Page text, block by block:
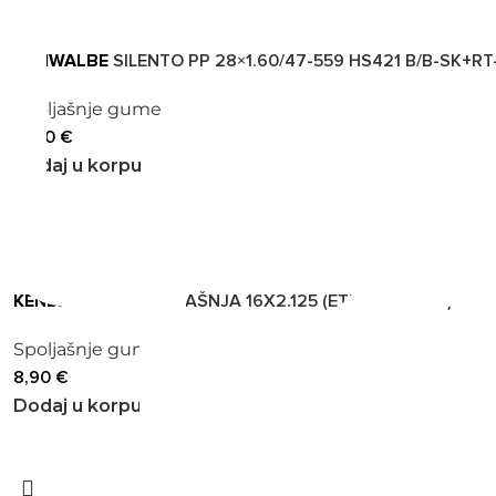
SCHWALBE SILENTO PP 28×1.60/47-559 HS421 B/B-
Spoljašnje gume
17,90 €
Dodaj u korpu
KENDA GUMA SPOLJAŠNJA 16X2.125 (ETRTO 57-305) K50
Spoljašnje gume
8,90 €
Dodaj u korpu